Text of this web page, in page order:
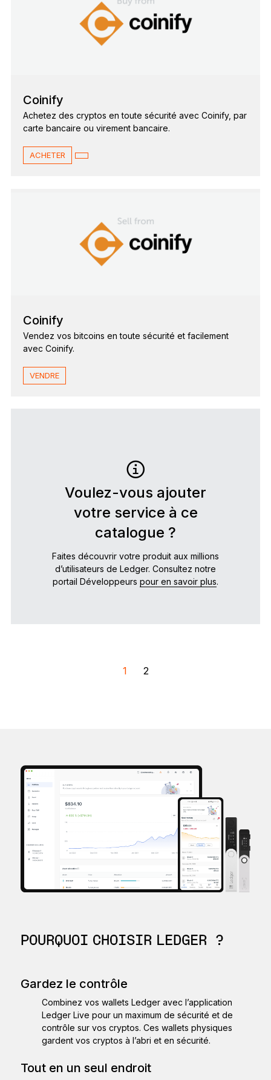
Coinify
Achetez des cryptos en toute sécurité avec Coinify, par
carte bancaire ou virement bancaire.
ACHETER
Coinify
Vendez vos bitcoins en toute sécurité et facilement
avec Coinify.
VENDRE
Voulez-vous ajouter
votre service à ce
catalogue ?
Faites découvrir votre produit aux millions
d’utilisateurs de Ledger. Consultez notre
portail Développeurs pour en savoir plus.
1 2
POURQUOI CHOISIR LEDGER ?
Gardez le contrôle
Combinez vos wallets Ledger avec l’application
Ledger Live pour un maximum de sécurité et de
contrôle sur vos cryptos. Ces wallets physiques
gardent vos cryptos à l’abri et en sécurité.
Tout en un seul endroit